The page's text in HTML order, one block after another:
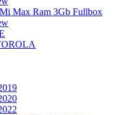
Max Ram 3Gb Fullbox